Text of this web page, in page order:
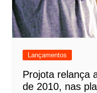
Lançamentos
Projota relança
de 2010, nas